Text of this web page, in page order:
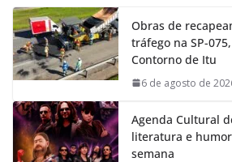
e
b
o
o
k
t
s
A
p
p
k
e
d
I
n
m
Obras de
tráfego na SP-
Contorno de Itu
6 de agosto de
Agenda Cultural
literatura e
semana